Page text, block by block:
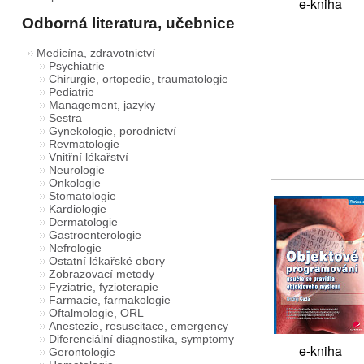
e-kniha
Odborná literatura, učebnice
Medicína, zdravotnictví
Psychiatrie
Chirurgie, ortopedie, traumatologie
Pediatrie
Management, jazyky
Sestra
Gynekologie, porodnictví
Revmatologie
Vnitřní lékařství
Neurologie
Onkologie
Stomatologie
Kardiologie
Dermatologie
Gastroenterologie
Nefrologie
Ostatní lékařské obory
Zobrazovací metody
Fyziatrie, fyzioterapie
Farmacie, farmakologie
Oftalmologie, ORL
Anestezie, resuscitace, emergency
Diferenciální diagnostika, symptomy
Gerontologie